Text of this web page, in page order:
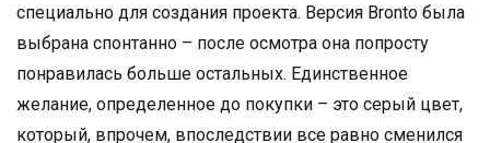
специально для создания проекта. Версия Bronto была
выбрана спонтанно – после осмотра она попросту
понравилась больше остальных. Единственное
желание, определенное до покупки – это серый цвет,
который, впрочем, впоследствии все равно сменился